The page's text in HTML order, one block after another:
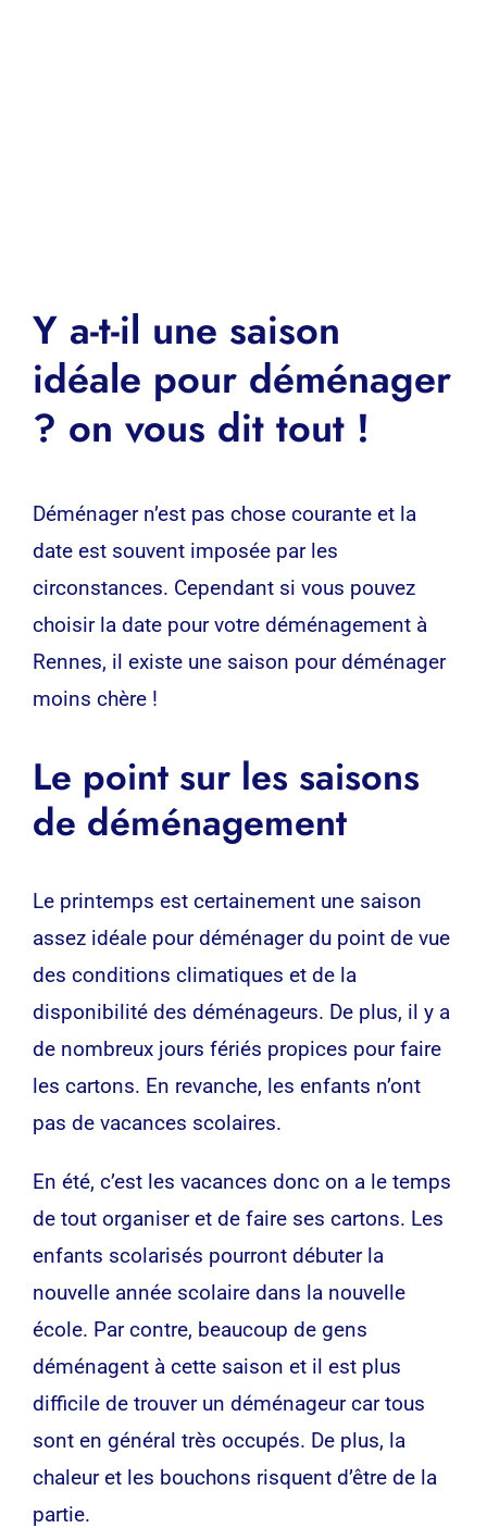
Y a-t-il une saison
idéale pour déménager
? on vous dit tout !
Déménager n’est pas chose courante et la
date est souvent imposée par les
circonstances. Cependant si vous pouvez
choisir la date pour votre déménagement à
Rennes, il existe une saison pour déménager
moins chère !
Le point sur les saisons
de déménagement
Le printemps est certainement une saison
assez idéale pour déménager du point de vue
des conditions climatiques et de la
disponibilité des déménageurs. De plus, il y a
de nombreux jours fériés propices pour faire
les cartons. En revanche, les enfants n’ont
pas de vacances scolaires.
En été, c’est les vacances donc on a le temps
de tout organiser et de faire ses cartons. Les
enfants scolarisés pourront débuter la
nouvelle année scolaire dans la nouvelle
école. Par contre, beaucoup de gens
déménagent à cette saison et il est plus
difficile de trouver un déménageur car tous
sont en général très occupés. De plus, la
chaleur et les bouchons risquent d’être de la
partie.